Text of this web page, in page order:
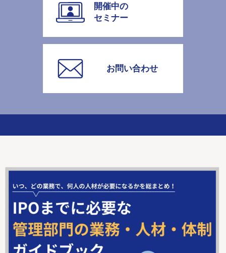
開催中の
セミナー
お問い合わせ
事業内容
採用
ニュース
コラム お役立ち資料